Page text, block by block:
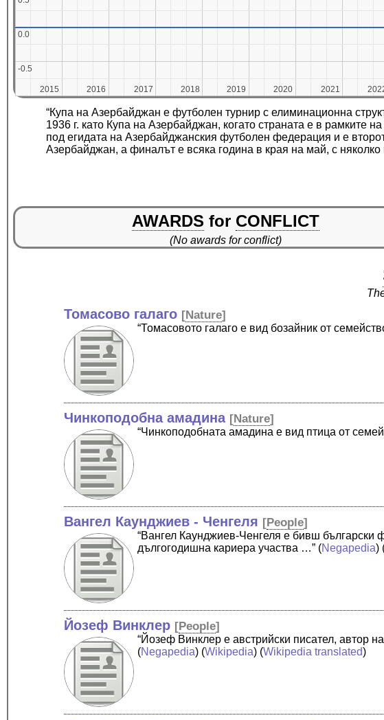
2015
2015 2016
2016 2017
2017 2018
2018 2019
2019 2020
2020 2021
2021
-0.5
-0.5
0.0
0.0
“Купа на Азербайджан е футболен турнир с елиминационна
1936 г. като Купа на Азербайджан, когато страната е в
под егидата на Азербайджанския футболен федерация и е
Азербайджан, а финалът е всяка година в края на май, с
AWARDS for CONFLICT
(No awards for conflict)
Томасово галаго [Nature]
“Томасовото галаго е вид бозайник от
Чинкоподобна амадина [Nature]
“Чинкоподобната амадина е вид птица от
Вангел Каунджиев - Ченгеля [People]
“Вангел Каунджиев-Ченгеля е бивш български
дългогодишна кариера участва …” (Negapedia)
Йозеф Винклер [People]
“Йозеф Винклер е австрийски писател, автор
(Negapedia) (Wikipedia) (Wikipedia translated)